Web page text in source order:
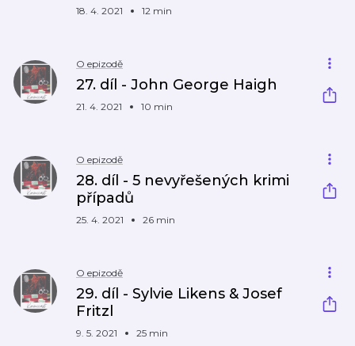
18. 4. 2021 12 min
O epizodě
27. díl - John George Haigh
21. 4. 2021 10 min
O epizodě
28. díl - 5 nevyřešených krimi
případů
25. 4. 2021 26 min
O epizodě
29. díl - Sylvie Likens & Josef
Fritzl
9. 5. 2021 25 min